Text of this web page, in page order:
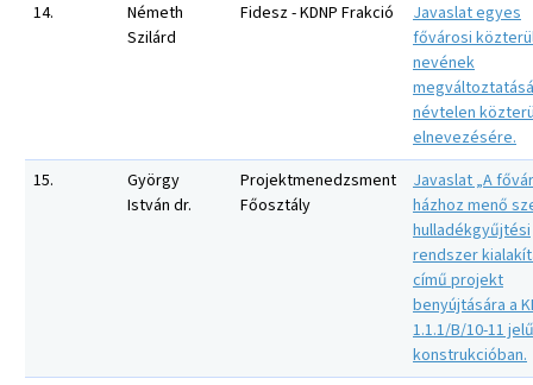
14.
Németh
Szilárd
Fidesz - KDNP Frakció
Javaslat egyes
fővárosi
nevének
névtelen
elnevezésére.
15.
György
István dr.
Projektmenedzsment
Főosztály
Javaslat „A
házhoz menő
hulladékgyűjtési
rendszer
című projekt
benyújtására a
1.1.1/B/10-11 jelű
konstrukcióban.